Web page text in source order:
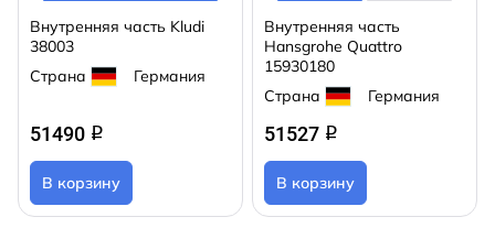
Внутренняя часть Kludi
38003
Страна
Германия
51490 q
В корзину
Внутренняя часть
Hansgrohe Quattro
15930180
Страна
Германия
51527 q
В корзину